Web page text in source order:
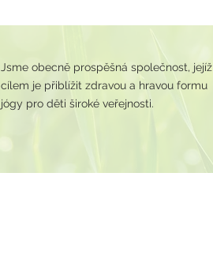
Jsme obecně prospěšná společnost, jejíž
cílem je přiblížit zdravou a hravou formu
jógy pro děti široké veřejnosti.